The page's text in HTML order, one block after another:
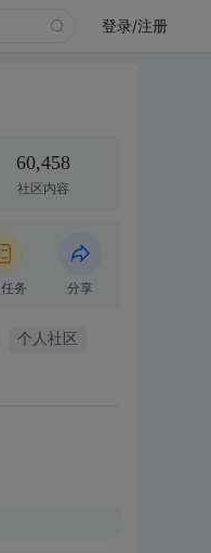
登录/注册
60,458
社区内容
务 分享
个人社区